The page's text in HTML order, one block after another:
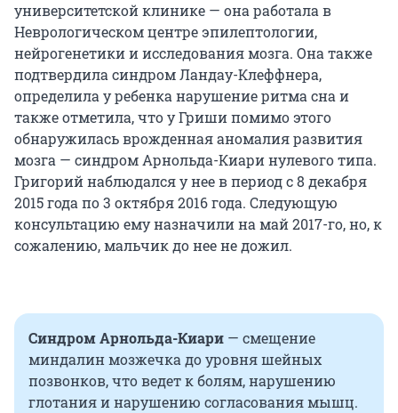
университетской клинике — она работала в
Неврологическом центре эпилептологии,
нейрогенетики и исследования мозга. Она также
подтвердила синдром Ландау-Клеффнера,
определила у ребенка нарушение ритма сна и
также отметила, что у Гриши помимо этого
обнаружилась врожденная аномалия развития
мозга — синдром Арнольда-Киари нулевого типа.
Григорий наблюдался у нее в период с 8 декабря
2015 года по 3 октября 2016 года. Следующую
консультацию ему назначили на май 2017-го, но, к
сожалению, мальчик до нее не дожил.
Синдром Арнольда-Киари — смещение
миндалин мозжечка до уровня шейных
позвонков, что ведет к болям, нарушению
глотания и нарушению согласования мышц.